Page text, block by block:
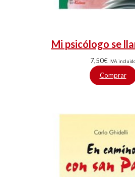
Mi psicólogo se
7,50€ IVA
Comprar